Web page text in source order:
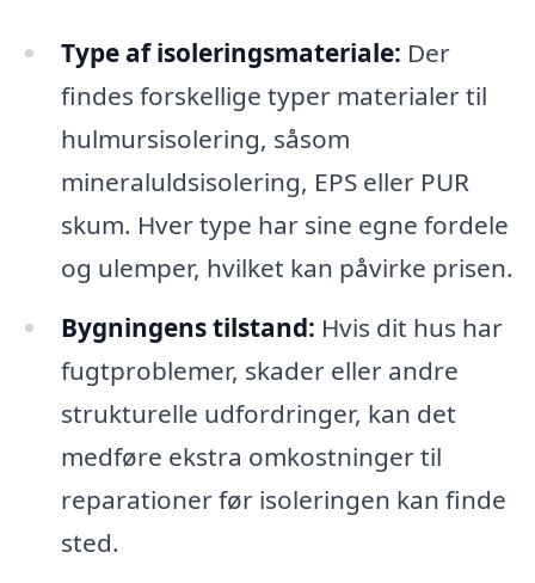
Type af isoleringsmateriale: Der
findes forskellige typer materialer til
hulmursisolering, såsom
mineraluldsisolering, EPS eller PUR
skum. Hver type har sine egne fordele
og ulemper, hvilket kan påvirke prisen.
Bygningens tilstand: Hvis dit hus har
fugtproblemer, skader eller andre
strukturelle udfordringer, kan det
medføre ekstra omkostninger til
reparationer før isoleringen kan finde
sted.